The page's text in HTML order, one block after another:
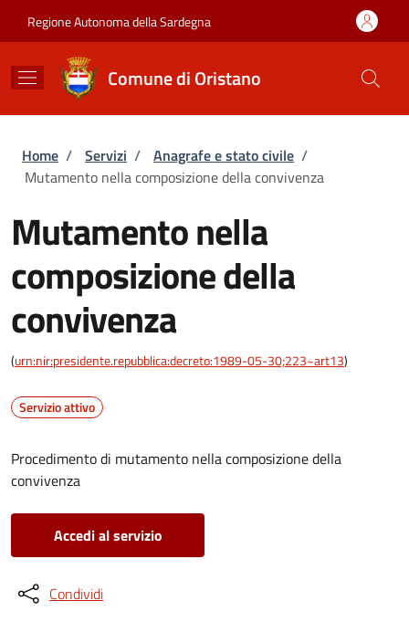
Regione Autonoma della Sardegna
Comune di Oristano
Briciole di pane
Home / Servizi / Anagrafe e stato civile /
Mutamento nella composizione della convivenza
Mutamento nella
composizione della
convivenza
(urn:nir:presidente.repubblica:decreto:1989-05-30;223~art13)
Servizio attivo
Procedimento di mutamento nella composizione della
convivenza
Accedi al servizio
Condividi